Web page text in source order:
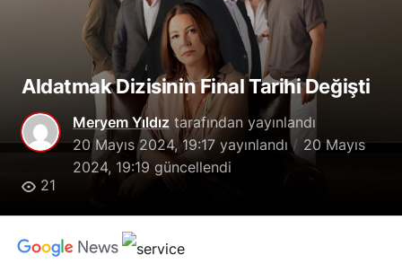
Aldatmak Dizisinin Final Tarihi Değişti
Meryem Yıldız tarafından yayınlandı
20 Mayıs 2024, 19:17 yayınlandı
20 Mayıs
2024, 19:19 güncellendi
21